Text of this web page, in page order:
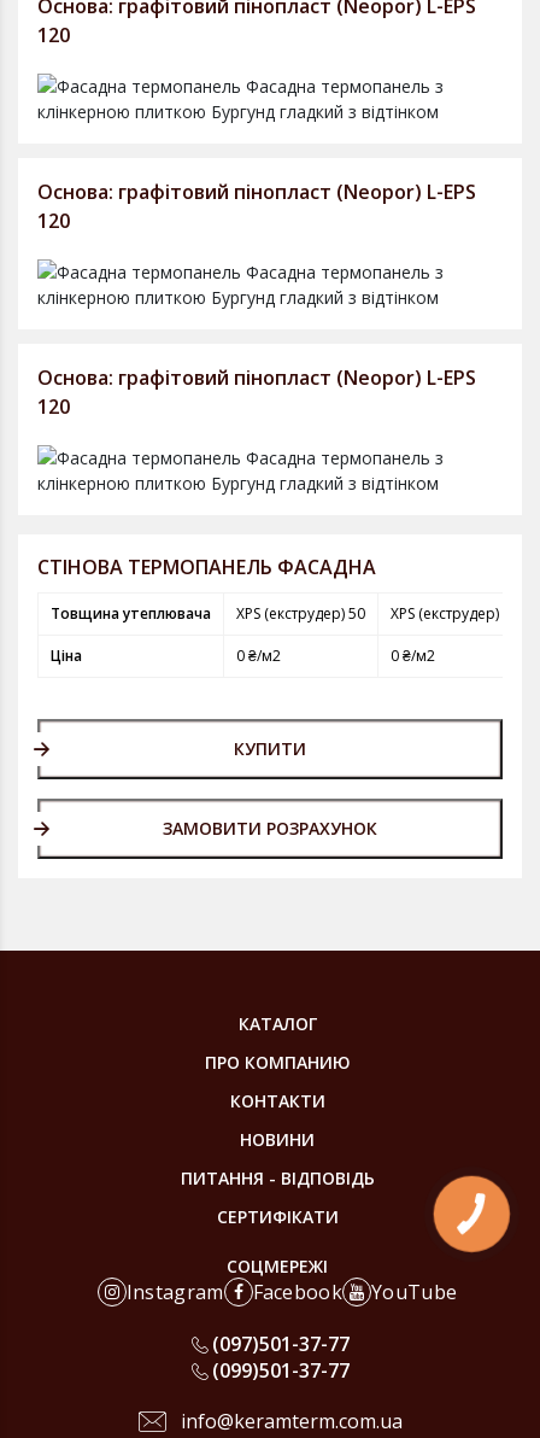
Основа: графітовий пінопласт (Neopor) L-EPS
120
Основа: графітовий пінопласт (Neopor) L-EPS
120
Основа: графітовий пінопласт (Neopor) L-EPS
120
СТІНОВА ТЕРМОПАНЕЛЬ ФАСАДНА
Товщина утеплювача XPS (екструдер) 50 XPS (екструдер) 80
Ціна 0 ₴/м2 0 ₴/м2
КУПИТИ
ЗАМОВИТИ РОЗРАХУНОК
КАТАЛОГ
ПРО КОМПАНИЮ
КОНТАКТИ
НОВИНИ
ПИТАННЯ - ВІДПОВІДЬ
СЕРТИФІКАТИ
СОЦМЕРЕЖІ
Instagram Facebook YouTube
info@keramterm.com.ua
(097)501-37-77
(099)501-37-77
КНОПКА
ЗВ'ЯЗКУ